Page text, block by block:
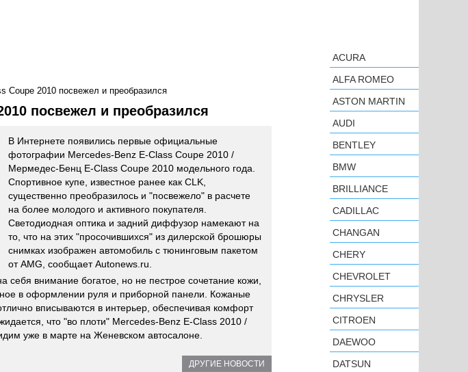
Coupe 2010 посвежел и преобразился
посвежел и преобразился
В Интернете появились первые официальные
фотографии Mercedes-Benz E-Class Coupe 2010 /
Мермедес-Бенц E-Class Coupe 2010 модельного года.
Спортивное купе, известное ранее как CLK,
существенно преобразилось и "посвежело" в расчете
на более молодого и активного покупателя.
Светодиодная оптика и задний диффузор намекают на
то, что на этих "просочившихся" из дилерской брошюры
снимках изображен автомобиль с тюнинговым пакетом
от AMG, сообщает Autonews.ru.
внимание богатое, но не пестрое сочетание кожи,
в оформлении руля и приборной панели. Кожаные
вписываются в интерьер, обеспечивая комфорт
что "во плоти" Mercedes-Benz E-Class 2010 /
уже в марте на Женевском автосалоне.
ДРУГИЕ НОВОСТИ
ACURA
ALFA ROMEO
ASTON MARTIN
AUDI
BENTLEY
BMW
BRILLIANCE
CADILLAC
CHANGAN
CHERY
CHEVROLET
CHRYSLER
CITROEN
DAEWOO
DATSUN